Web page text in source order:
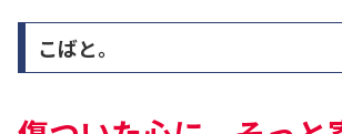
こばと。